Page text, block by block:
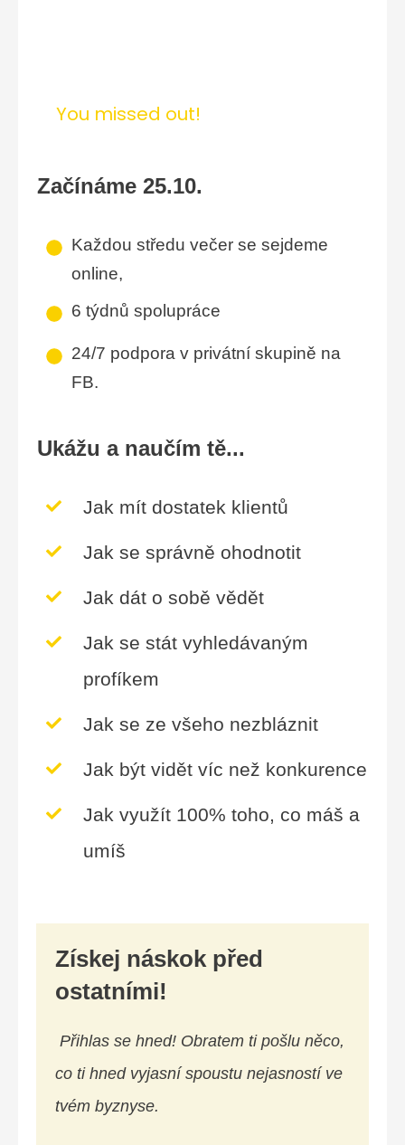
You missed out!
Začínáme 25.10.
Každou středu večer se sejdeme
online,
6 týdnů spolupráce
24/7 podpora v privátní skupině na
FB.
Ukážu a naučím tě...
Jak mít dostatek klientů
Jak se správně ohodnotit
Jak dát o sobě vědět
Jak se stát vyhledávaným
profíkem
Jak se ze všeho nezbláznit
Jak být vidět víc než konkurence
Jak využít 100% toho, co máš a
umíš
Získej náskok před
ostatními!
Přihlas se hned! Obratem ti pošlu něco,
co ti hned vyjasní spoustu nejasností ve
tvém byznyse.